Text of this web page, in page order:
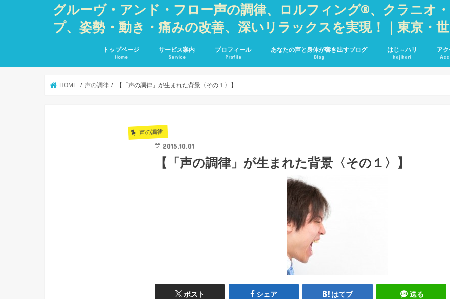
グルーヴ・アンド・フロー声の調律、ロルフィング®、クラニオ
プ、姿勢・動き・痛みの改善、深いリラックスを実現！｜東京
トップページ
Home
サービス案内
Service
プロフィール
Profile
あなたの声と身体が響き出すブログ
Blog
はじ⇔ハリ
hajihari
ア
HOME 声の調律 【「声の調律」が生まれた背景〈その１〉】
声の調律
2015.10.01
【「声の調律」が生まれた背景〈その１〉】
ポスト シェア はてブ 送る